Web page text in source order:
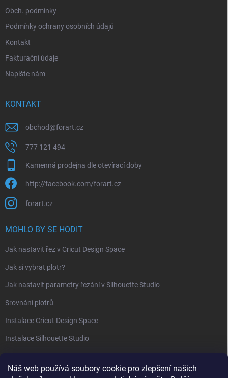
Náš web používá soubory cookie pro zlepšení našich
Obch. podmínky
Podmínky ochrany osobních údajů
Kontakt
Fakturační údaje
Napište nám
KONTAKT
obchod@forart.cz
777 121 494
Kamenná prodejna dle otevírací doby
http://facebook.com/forart.cz
forart.cz
MOHLO BY SE HODIT
Jak nastavit řez v Cricut Design Space
Jak si vybrat plotr?
Jak nastavit parametry řezání v Silhouette Studio
Srovnání plotrů
Instalace Cricut Design Space
Instalace Silhouette Studio
PŘIJÍMÁME ONLINE PLATBY